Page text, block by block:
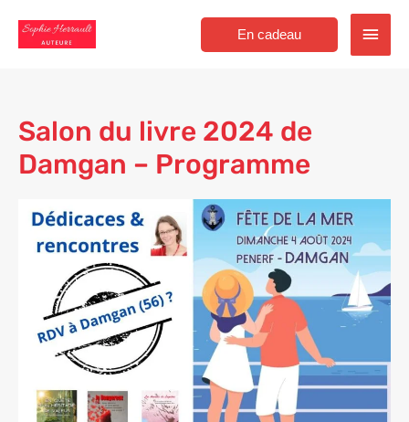
contenu
Menu
En cadeau
Salon du livre 2024 de
Damgan – Programme